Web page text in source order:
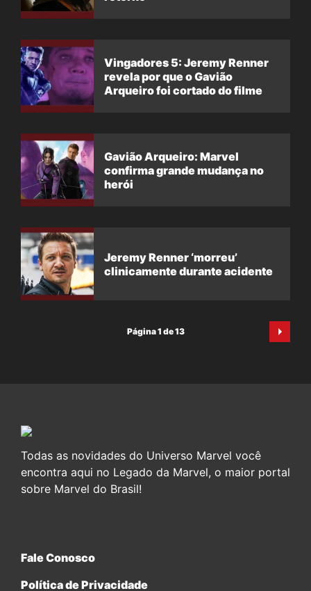
Vingadores 5: Jeremy Renner
revela por que o Gavião
Arqueiro foi cortado do filme
Gavião Arqueiro: Marvel
confirma grande mudança no
herói
Jeremy Renner ‘morreu’
clinicamente durante acidente
Página 1 de 13
Todas as novidades do Universo Marvel você
encontra aqui no Legado da Marvel, o maior portal
sobre Marvel do Brasil!
Fale Conosco
Política de Privacidade